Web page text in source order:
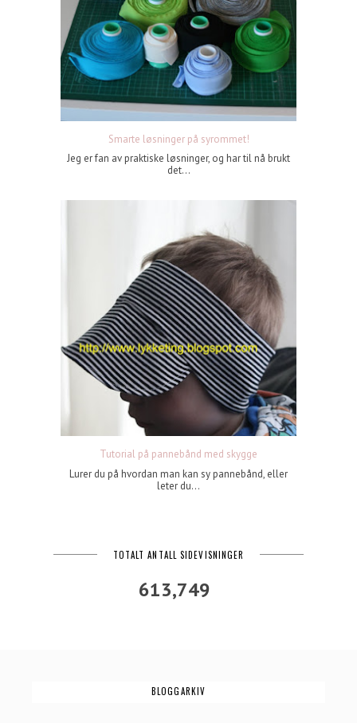
Smarte løsninger på syrommet!
Jeg er fan av praktiske løsninger, og har til nå brukt
det...
Tutorial på pannebånd med skygge
Lurer du på hvordan man kan sy pannebånd, eller
leter du...
TOTALT ANTALL SIDEVISNINGER
613,749
BLOGGARKIV